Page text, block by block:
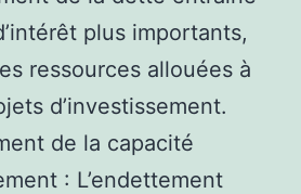
plus importants,
ressources allouées à
d’investissement.
de la capacité
: L’endettement